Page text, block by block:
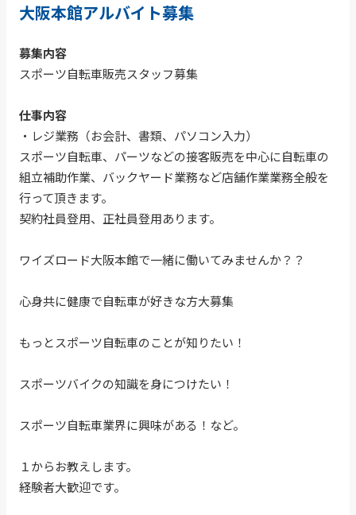
大阪本館アルバイト募集
募集内容
スポーツ自転車販売スタッフ募集
仕事内容
・レジ業務（お会計、書類、パソコン入力）
スポーツ自転車、パーツなどの接客販売を中心に自転車の
組立補助作業、バックヤード業務など店舗作業業務全般を
行って頂きます。
契約社員登用、正社員登用あります。
ワイズロード大阪本館で一緒に働いてみませんか？？
心身共に健康で自転車が好きな方大募集
もっとスポーツ自転車のことが知りたい！
スポーツバイクの知識を身につけたい！
スポーツ自転車業界に興味がある！など。
１からお教えします。
経験者大歓迎です。